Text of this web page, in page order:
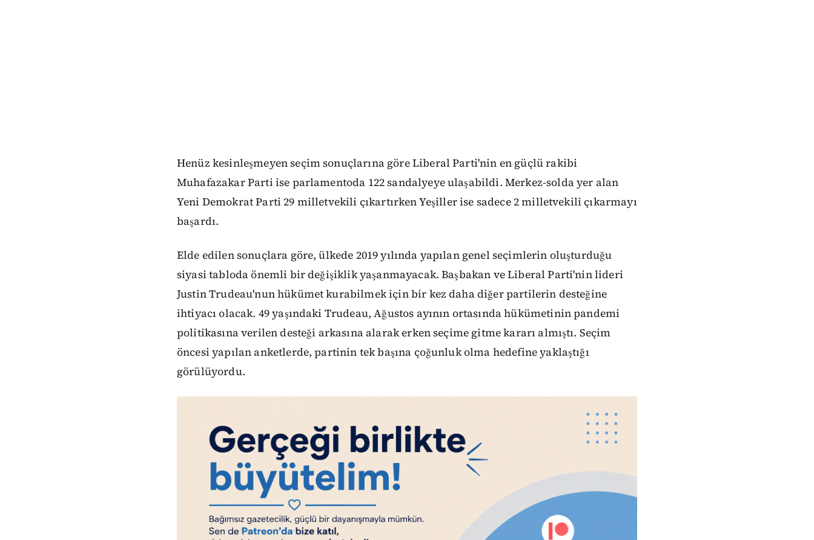
Henüz kesinleşmeyen seçim sonuçlarına göre Liberal Parti'nin en güçlü rakibi
Muhafazakar Parti ise parlamentoda 122 sandalyeye ulaşabildi. Merkez-solda yer alan
Yeni Demokrat Parti 29 milletvekili çıkartırken Yeşiller ise sadece 2 milletvekili çıkarmayı
başardı.
Elde edilen sonuçlara göre, ülkede 2019 yılında yapılan genel seçimlerin oluşturduğu
siyasi tabloda önemli bir değişiklik yaşanmayacak. Başbakan ve Liberal Parti'nin lideri
Justin Trudeau'nun hükümet kurabilmek için bir kez daha diğer partilerin desteğine
ihtiyacı olacak. 49 yaşındaki Trudeau, Ağustos ayının ortasında hükümetinin pandemi
politikasına verilen desteği arkasına alarak erken seçime gitme kararı almıştı. Seçim
öncesi yapılan anketlerde, partinin tek başına çoğunluk olma hedefine yaklaştığı
görülüyordu.